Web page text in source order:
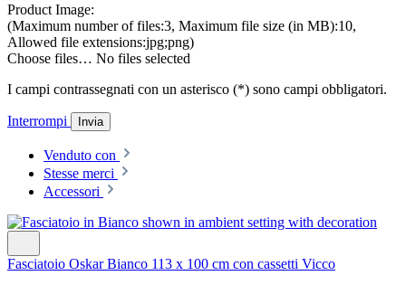
Product Image:
(Maximum number of files:3, Maximum file size (in MB):10,
Allowed file extensions:jpg;png)
Choose files… No files selected
I campi contrassegnati con un asterisco (*) sono campi obbligatori.
Interrompi Invia
Venduto con
Stesse merci
Accessori
Fasciatoio Oskar Bianco 113 x 100 cm con cassetti Vicco